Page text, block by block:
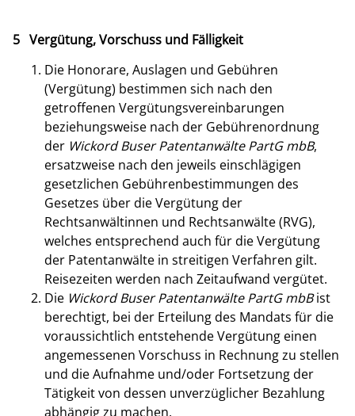
5 Vergütung, Vorschuss und Fälligkeit
Die Honorare, Auslagen und Gebühren
(Vergütung) bestimmen sich nach den
getroffenen Vergütungsvereinbarungen
beziehungsweise nach der Gebührenordnung
der Wickord Buser Patentanwälte PartG mbB,
ersatzweise nach den jeweils einschlägigen
gesetzlichen Gebührenbestimmungen des
Gesetzes über die Vergütung der
Rechtsanwältinnen und Rechtsanwälte (RVG),
welches entsprechend auch für die Vergütung
der Patentanwälte in streitigen Verfahren gilt.
Reisezeiten werden nach Zeitaufwand vergütet.
Die Wickord Buser Patentanwälte PartG mbBist
berechtigt, bei der Erteilung des Mandats für die
voraussichtlich entstehende Vergütung einen
angemessenen Vorschuss in Rechnung zu stellen
und die Aufnahme und/oder Fortsetzung der
Tätigkeit von dessen unverzüglicher Bezahlung
abhängig zu machen.